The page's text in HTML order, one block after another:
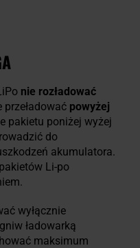
nie rozładować
powyżej
pakietu poniżej wyżej
do
akumulatora.
Li-po
wyłącznie
ładowarką
maksimum